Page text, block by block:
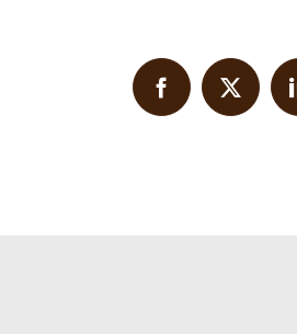
Facebook
X